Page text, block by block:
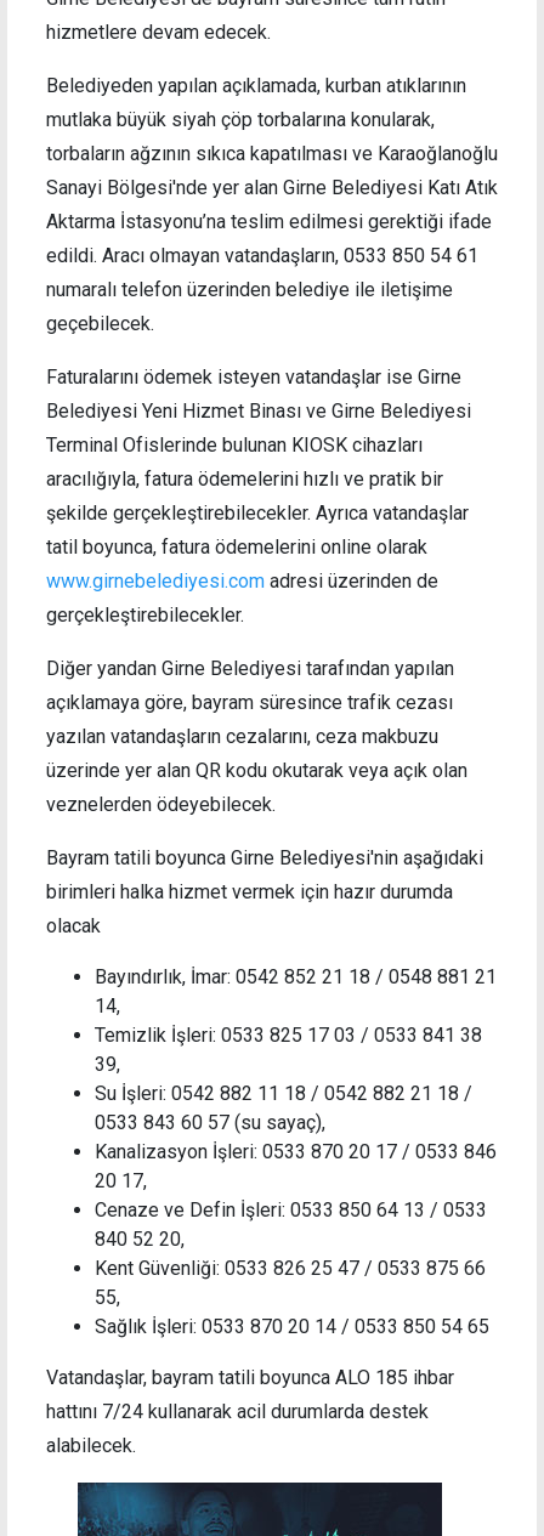
hizmetlere devam edecek.
Belediyeden yapılan açıklamada, kurban atıklarının
mutlaka büyük siyah çöp torbalarına konularak,
torbaların ağzının sıkıca kapatılması ve Karaoğlanoğlu
Sanayi Bölgesi'nde yer alan Girne Belediyesi Katı Atık
Aktarma İstasyonu’na teslim edilmesi gerektiği ifade
edildi. Aracı olmayan vatandaşların, 0533 850 54 61
numaralı telefon üzerinden belediye ile iletişime
geçebilecek.
Faturalarını ödemek isteyen vatandaşlar ise Girne
Belediyesi Yeni Hizmet Binası ve Girne Belediyesi
Terminal Ofislerinde bulunan KIOSK cihazları
aracılığıyla, fatura ödemelerini hızlı ve pratik bir
şekilde gerçekleştirebilecekler. Ayrıca vatandaşlar
tatil boyunca, fatura ödemelerini online olarak
www.girnebelediyesi.com adresi üzerinden de
gerçekleştirebilecekler.
Diğer yandan Girne Belediyesi tarafından yapılan
açıklamaya göre, bayram süresince trafik cezası
yazılan vatandaşların cezalarını, ceza makbuzu
üzerinde yer alan QR kodu okutarak veya açık olan
veznelerden ödeyebilecek.
Bayram tatili boyunca Girne Belediyesi'nin aşağıdaki
birimleri halka hizmet vermek için hazır durumda
olacak
Bayındırlık, İmar: 0542 852 21 18 / 0548 881 21
14,
Temizlik İşleri: 0533 825 17 03 / 0533 841 38
39,
Su İşleri: 0542 882 11 18 / 0542 882 21 18 /
0533 843 60 57 (su sayaç),
Kanalizasyon İşleri: 0533 870 20 17 / 0533 846
20 17,
Cenaze ve Defin İşleri: 0533 850 64 13 / 0533
840 52 20,
Kent Güvenliği: 0533 826 25 47 / 0533 875 66
55,
Sağlık İşleri: 0533 870 20 14 / 0533 850 54 65
Vatandaşlar, bayram tatili boyunca ALO 185 ihbar
hattını 7/24 kullanarak acil durumlarda destek
alabilecek.